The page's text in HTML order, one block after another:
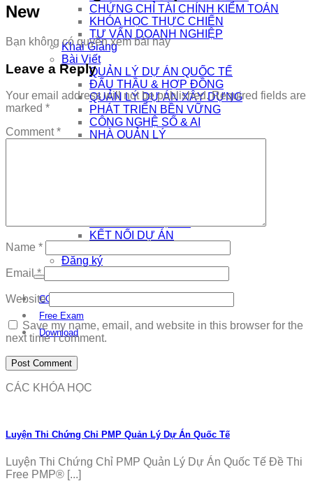
CHỨNG CHỈ TÀI CHÍNH KIỂM TOÁN
KHÓA HỌC THỰC CHIẾN
TƯ VẤN DOANH NGHIỆP
Khai Giảng
Bài Viết
QUẢN LÝ DỰ ÁN QUỐC TẾ
ĐẤU THẦU & HỢP ĐỒNG
QUẢN LÝ DỰ ÁN XÂY DỰNG
PHÁT TRIỂN BỀN VỮNG
CÔNG NGHỆ SỐ & AI
NHÀ QUẢN LÝ
KẾT NỐI DỰ ÁN
Đăng ký
COMMUNITY
Free Exam
Download
New
Bạn không có quyền xem bài này
Leave a Reply
Your email address will not be published. Required fields are
marked *
Comment*
Name *
Email*
Website
Save my name, email, and website in this browser for the
next time I comment.
CÁC KHÓA HỌC
Luyện Thi Chứng Chỉ PMP Quản Lý Dự Án Quốc Tế
Luyện Thi Chứng Chỉ PMP Quản Lý Dự Án Quốc Tế Đề Thi
Free PMP® [...]